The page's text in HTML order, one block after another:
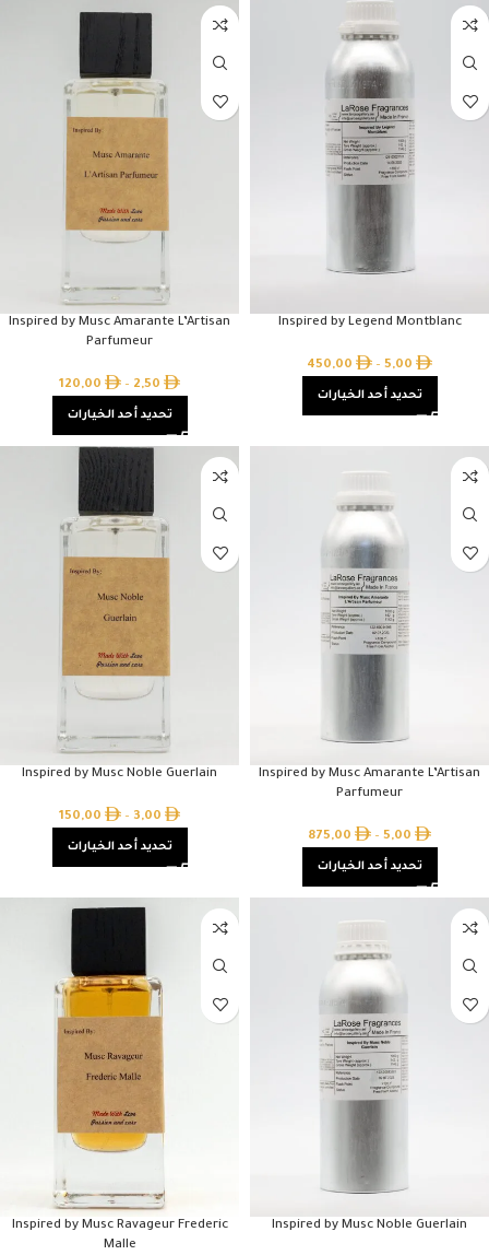
Inspired by Legend Montblanc
5,00
–
450,00
تحديد أحد الخيارات
Inspired by Musc Amarante L’Artisan
Parfumeur
2,50
–
120,00
تحديد أحد الخيارات
Inspired by Musc Amarante L’Artisan
Parfumeur
5,00
–
875,00
تحديد أحد الخيارات
Inspired by Musc Noble Guerlain
3,00
–
150,00
تحديد أحد الخيارات
Inspired by Musc Noble Guerlain
Inspired by Musc Ravageur Frederic
Malle